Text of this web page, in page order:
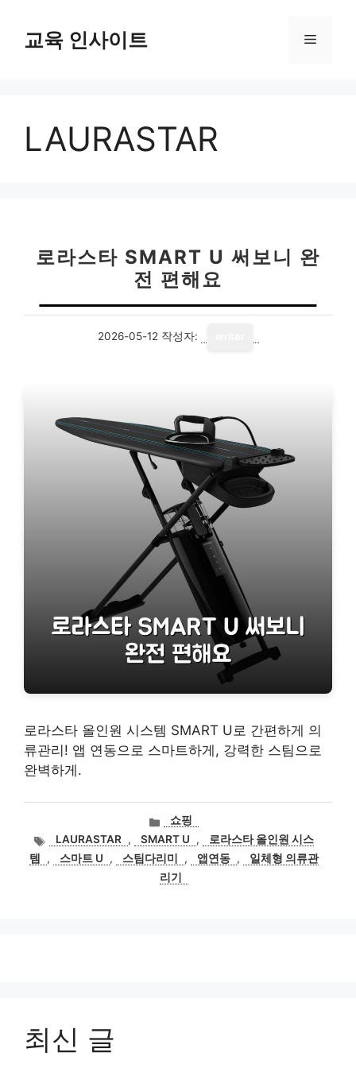
교육 인사이트 메
LAURASTAR
로라스타 SMART U 써보니 완
전 편해요
2026-05-12 작성자:
로라스타 올인원 시스템 SMART U로 간편하게 의
류관리! 앱 연동으로 스마트하게, 강력한 스팀으로
완벽하게.
카
테
고
리
쇼핑
태LAURASTAR , SMART U ,
로라스타 올인원 시스
템
, 스마트 U , 스팀다리미 , 앱연동 ,
일체형 의류관
리기
최신 글